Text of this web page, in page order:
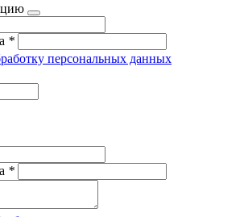
*
персональных данных
*